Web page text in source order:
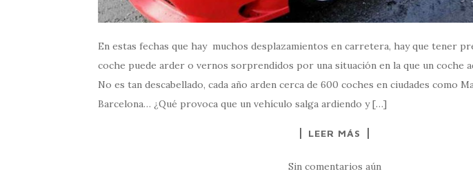
En estas fechas que hay muchos desplazamientos en carretera, hay que tener
coche puede arder o vernos sorprendidos por una situación en la que un coche
No es tan descabellado, cada año arden cerca de 600 coches en ciudades como
Barcelona… ¿Qué provoca que un vehículo salga ardiendo y […]
LEER MÁS
Sin comentarios aún